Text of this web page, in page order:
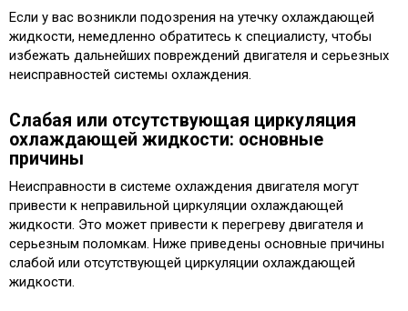
Если у вас возникли подозрения на утечку охлаждающей
жидкости, немедленно обратитесь к специалисту, чтобы
избежать дальнейших повреждений двигателя и серьезных
неисправностей системы охлаждения.
Слабая или отсутствующая циркуляция
охлаждающей жидкости: основные
причины
Неисправности в системе охлаждения двигателя могут
привести к неправильной циркуляции охлаждающей
жидкости. Это может привести к перегреву двигателя и
серьезным поломкам. Ниже приведены основные причины
слабой или отсутствующей циркуляции охлаждающей
жидкости.